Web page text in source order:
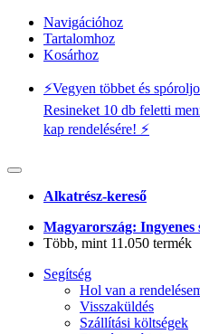
Navigációhoz
Tartalomhoz
Kosárhoz
⚡️Vegyen többet és
Resineket 10 db feletti
kap rendelésére! ⚡️
Alkatrész-kereső
Magyarország:
Több, mint 11.050 termék
Segítség
Hol van a
Visszaküldés
Szállítási költségek